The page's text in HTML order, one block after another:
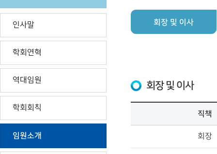
인사말
학회연혁
역대임원
학회회칙
임원소개
회장 및 이사
회장 및 이사
직책
회장